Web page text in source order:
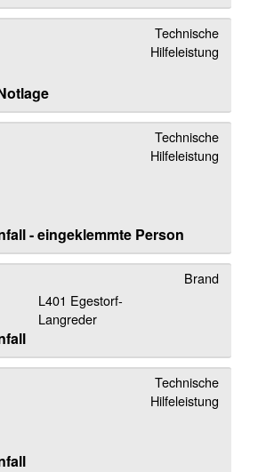
Technische
Hilfeleistung
Technische
Hilfeleistung
- eingeklemmte Person
Brand
L401 Egestorf-
Langreder
Technische
Hilfeleistung